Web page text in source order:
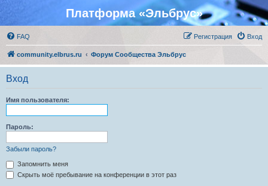
Платформа «Эльбрус»
FAQ Вход
Регистрация
community.elbrus.ru Форум Сообщества Эльбрус
Вход
Имя пользователя:
Пароль:
Забыли пароль?
Запомнить меня
Скрыть моё пребывание на конференции в этот раз